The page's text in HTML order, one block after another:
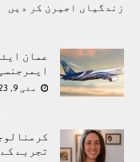
زندگیاں اجیرن کر دیں
عمان
مئی 9, 2023
تجربے